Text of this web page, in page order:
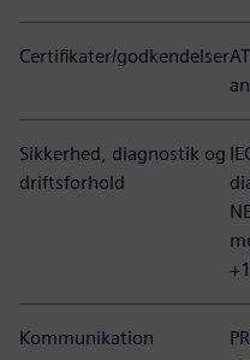
Certifikater/godkendelser
Sikkerhed, diagnostik og
driftsforhold
Kommunikation